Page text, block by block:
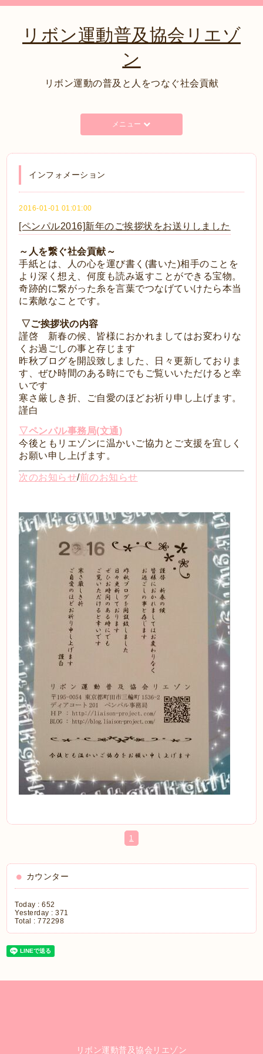
リボン運動普及協会リエゾ
ン
リボン運動の普及と人をつなぐ社会貢献
メニュー
インフォメーション
2016-01-01 01:01:00
[ペンパル2016]新年のご挨拶状をお送りしました
～人を繋ぐ社会貢献～
手紙とは、人の心を運び書く(書いた)相手のことを
より深く想え、何度も読み返すことができる宝物。
奇跡的に繋がった糸を言葉でつなげていけたら本当
に素敵なことです。
▽ご挨拶状の内容
謹啓 新春の候、皆様におかれましてはお変わりな
くお過ごしの事と存じます
昨秋ブログを開設致しました、日々更新しておりま
す、ぜひ時間のある時にでもご覧いいただけると幸
いです
寒さ厳しき折、ご自愛のほどお祈り申し上げます。
謹白
▽ペンパル事務局(文通)
今後ともリエゾンに温かいご協力とご支援を宜しく
お願い申し上げます。
次のお知らせ/前のお知らせ
1
カウンター
Today :652
Yesterday :371
Total :772298
リボン運動普及協会リエゾン